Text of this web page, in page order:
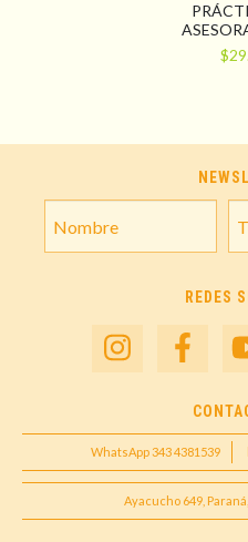
REDES
WhatsApp 343 4381539
Ayacucho 649,